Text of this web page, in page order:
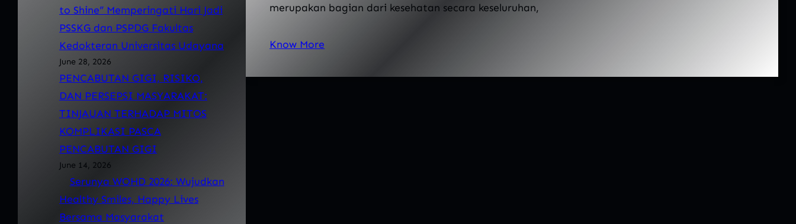
to Shine” Memperingati Hari Jadi
PSSKG dan PSPDG Fakultas
Kedokteran Universitas Udayana
June 28, 2026
PENCABUTAN GIGI, RISIKO,
DAN PERSEPSI MASYARAKAT:
TINJAUAN TERHADAP MITOS
KOMPLIKASI PASCA
PENCABUTAN GIGI
June 14, 2026
Serunya WOHD 2026: Wujudkan
Healthy Smiles, Happy Lives
Bersama Masyarakat
merupakan bagian dari kesehatan secara keseluruhan,
Know More